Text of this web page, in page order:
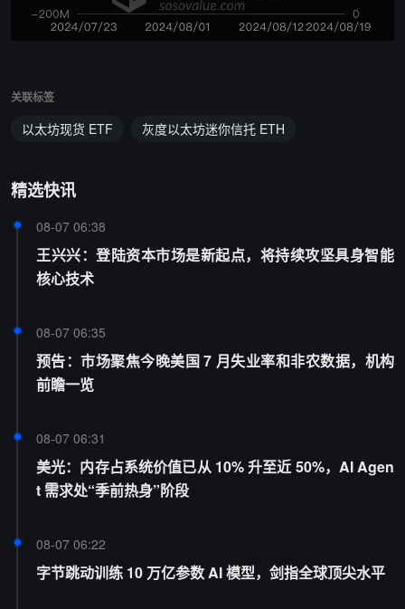
关联标签
以太坊现货 ETF 灰度以太坊迷你信托 ETH
精选快讯
08-07 06:38
王兴兴：登陆资本市场是新起点，将持续攻坚具身智能
核心技术
08-07 06:35
预告：市场聚焦今晚美国 7 月失业率和非农数据，机构
前瞻一览
08-07 06:31
美光：内存占系统价值已从 10% 升至近 50%，AI Agen
t 需求处“季前热身”阶段
08-07 06:22
字节跳动训练 10 万亿参数 AI 模型，剑指全球顶尖水平